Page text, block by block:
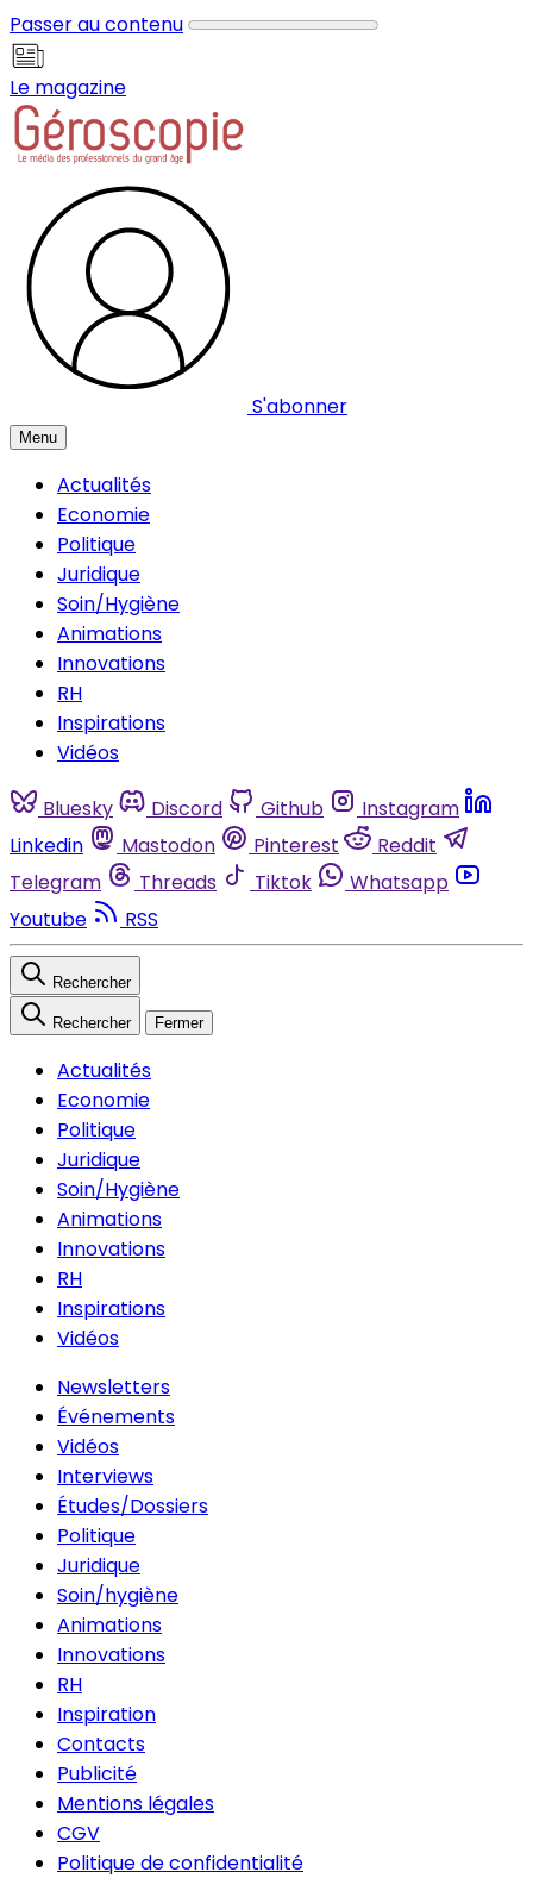
Passer au contenu
Le magazine
S'abonner
Menu
Actualités
Economie
Politique
Juridique
Soin/Hygiène
Animations
Innovations
RH
Inspirations
Vidéos
Bluesky Discord Github
Instagram
Linkedin
Mastodon Pinterest
Reddit
Telegram
Threads Tiktok
Whatsapp
Youtube
RSS
Rechercher
Rechercher Fermer
Actualités
Economie
Politique
Juridique
Soin/Hygiène
Animations
Innovations
RH
Inspirations
Vidéos
Newsletters
Événements
Vidéos
Interviews
Études/Dossiers
Politique
Juridique
Soin/hygiène
Animations
Innovations
RH
Inspiration
Contacts
Publicité
Mentions légales
CGV
Politique de confidentialité
Panneau de gestion des cookies